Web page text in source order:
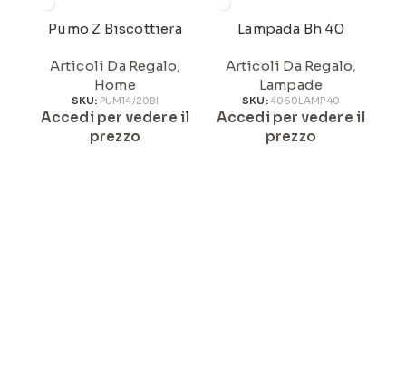
Pumo Z Biscottiera
Articoli Da Regalo,
Home
SKU: PUM14/20BI
Accedi per vedere il
prezzo
Lampada Bh 40
Articoli Da Regalo,
Lampade
SKU: 4060LAMP40
Accedi per vedere il
prezzo